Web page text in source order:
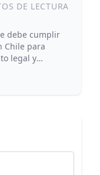
DE LECTURA
debe cumplir
Chile para
legal y